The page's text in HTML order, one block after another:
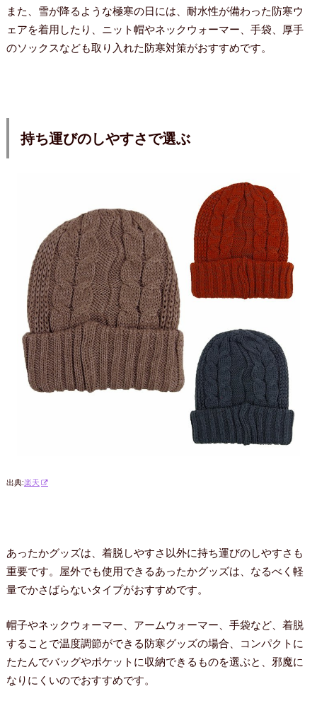
また、雪が降るような極寒の日には、耐水性が備わった防寒ウ
ェアを着用したり、ニット帽やネックウォーマー、手袋、厚手
のソックスなども取り入れた防寒対策がおすすめです。
持ち運びのしやすさで選ぶ
出典:楽天
あったかグッズは、着脱しやすさ以外に持ち運びのしやすさも
重要です。屋外でも使用できるあったかグッズは、なるべく軽
量でかさばらないタイプがおすすめです。
帽子やネックウォーマー、アームウォーマー、手袋など、着脱
することで温度調節ができる防寒グッズの場合、コンパクトに
たたんでバッグやポケットに収納できるものを選ぶと、邪魔に
なりにくいのでおすすめです。